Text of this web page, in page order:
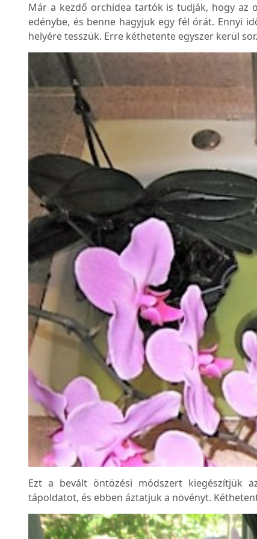
Már a kezdő orchidea tartók is tudják, hogy az
edénybe, és benne hagyjuk egy fél órát. Ennyi
helyére tesszük. Erre kéthetente egyszer kerül sor.
Ezt a bevált öntözési módszert kiegészítjük
tápoldatot, és ebben áztatjuk a növényt.